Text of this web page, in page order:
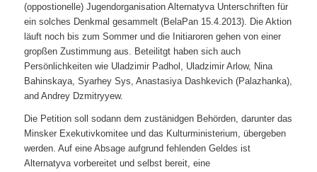
(oppostionelle) Jugendorganisation Alternatyva Unterschriften für
ein solches Denkmal gesammelt (BelaPan 15.4.2013). Die Aktion
läuft noch bis zum Sommer und die Initiaroren gehen von einer
gropßen Zustimmung aus. Beteilitgt haben sich auch
Persönlichkeiten wie Uladzimir Padhol, Uladzimir Arlow, Nina
Bahinskaya, Syarhey Sys, Anastasiya Dashkevich (Palazhanka),
and Andrey Dzmitryyew.
Die Petition soll sodann dem zustänidgen Behörden, darunter das
Minsker Exekutivkomitee und das Kulturministerium, übergeben
werden. Auf eine Absage aufgrund fehlenden Geldes ist
Alternatyva vorbereitet und selbst bereit, eine